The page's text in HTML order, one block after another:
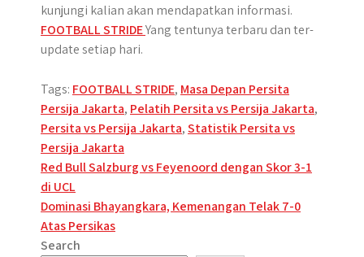
kunjungi kalian akan mendapatkan informasi.
FOOTBALL STRIDEYang tentunya terbaru dan ter-
update setiap hari.
Tags: FOOTBALL STRIDE, Masa Depan Persita
Persija Jakarta, Pelatih Persita vs Persija Jakarta,
Persita vs Persija Jakarta,Statistik Persita vs
Persija Jakarta
Post
navigation
Red Bull Salzburg vs Feyenoord dengan Skor 3-1
di UCL
Dominasi Bhayangkara, Kemenangan Telak 7-0
Atas Persikas
Search